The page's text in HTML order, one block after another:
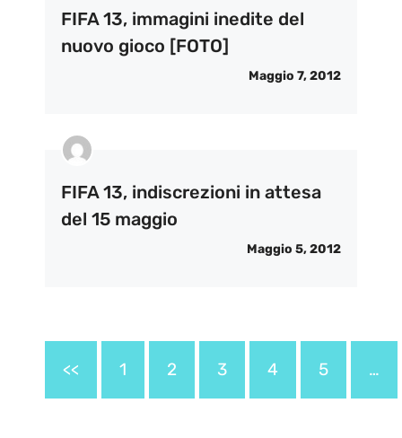
FIFA 13, immagini inedite del
nuovo gioco [FOTO]
Maggio 7, 2012
FIFA 13, indiscrezioni in attesa
del 15 maggio
Maggio 5, 2012
<< 1 2 3 4 5 …